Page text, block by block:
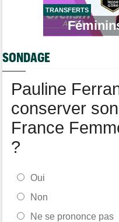
Média
Cyclism’Actu recrute des
c'est ici !
Tour de Pologne
TRANSFERTS
SONDAGE
Pauline
conserver
France
?
Oui
Non
Ne se prononce pas